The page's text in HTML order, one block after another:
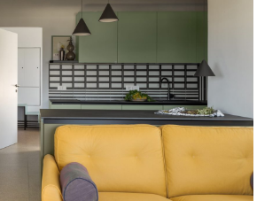
READ MORE